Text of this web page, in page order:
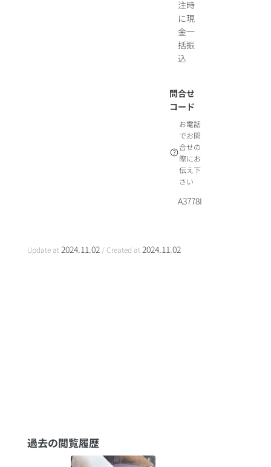
注時
に現
金一
括振
込
問合せ
コード
お電話
でお問
合せの
際にお
伝え下
さい
A3778I
Update at2024.11.02/ Created at2024.11.02
過去の閲覧履歴